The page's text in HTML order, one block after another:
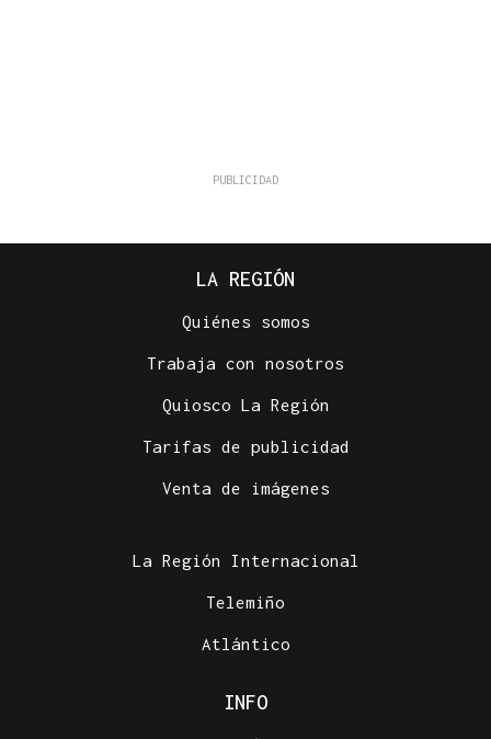
LA REGIÓN
Quiénes somos
Trabaja con nosotros
Quiosco La Región
Tarifas de publicidad
Venta de imágenes
La Región Internacional
Telemiño
Atlántico
INFO